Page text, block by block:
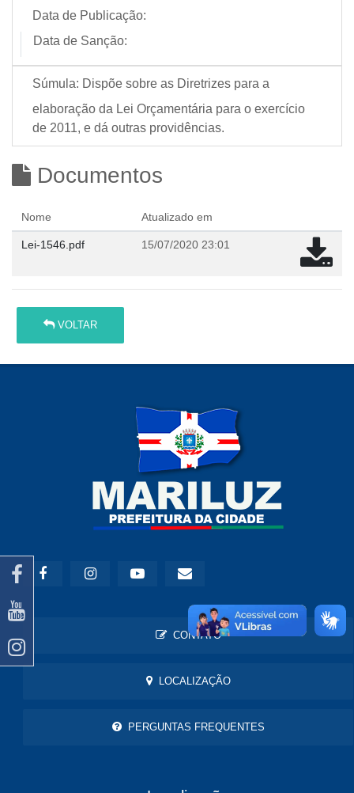
Data de Publicação:
Data de Sanção:
Súmula: Dispõe sobre as Diretrizes para a
elaboração da Lei Orçamentária para o exercício
de 2011, e dá outras providências.
Documentos
Nome Atualizado em
Lei-1546.pdf 15/07/2020 23:01
VOLTAR
CONTATO
LOCALIZAÇÃO
PERGUNTAS FREQUENTES